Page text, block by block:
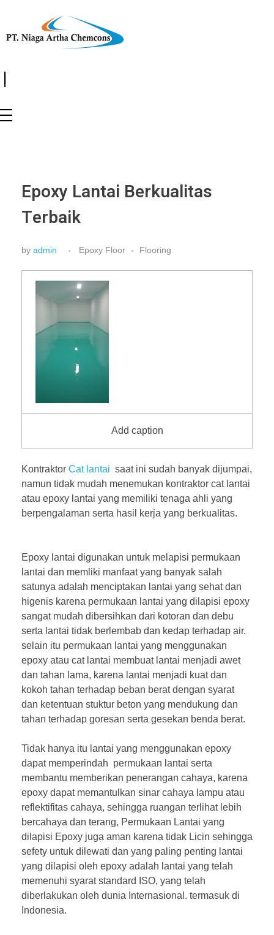
|
Epoxy Lantai Berkualitas
Terbaik
by admin Epoxy Floor Flooring
Add caption
Kontraktor Cat lantai saat ini sudah banyak dijumpai,
namun tidak mudah menemukan kontraktor cat lantai
atau epoxy lantai yang memiliki tenaga ahli yang
berpengalaman serta hasil kerja yang berkualitas.
Epoxy lantai digunakan untuk melapisi permukaan
lantai dan memliki manfaat yang banyak salah
satunya adalah menciptakan lantai yang sehat dan
higenis karena permukaan lantai yang dilapisi epoxy
sangat mudah dibersihkan dari kotoran dan debu
serta lantai tidak berlembab dan kedap terhadap air.
selain itu permukaan lantai yang menggunakan
epoxy atau cat lantai membuat lantai menjadi awet
dan tahan lama, karena lantai menjadi kuat dan
kokoh tahan terhadap beban berat dengan syarat
dan ketentuan stuktur beton yang mendukung dan
tahan terhadap goresan serta gesekan benda berat.
Tidak hanya itu lantai yang menggunakan epoxy
dapat memperindah permukaan lantai serta
membantu memberikan penerangan cahaya, karena
epoxy dapat memantulkan sinar cahaya lampu atau
reflektifitas cahaya, sehingga ruangan terlihat lebih
bercahaya dan terang, Permukaan Lantai yang
dilapisi Epoxy juga aman karena tidak Licin sehingga
sefety untuk dilewati dan yang paling penting lantai
yang dilapisi oleh epoxy adalah lantai yang telah
memenuhi syarat standard ISO, yang telah
diberlakukan oleh dunia Internasional. termasuk di
Indonesia.